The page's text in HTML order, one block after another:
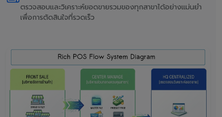
ตรวจสอบและวิเคราะห์ยอดขายรวมของทุกสาขาได้อย่างแม่นยำ
เพื่อการตัดสินใจที่รวดเร็ว